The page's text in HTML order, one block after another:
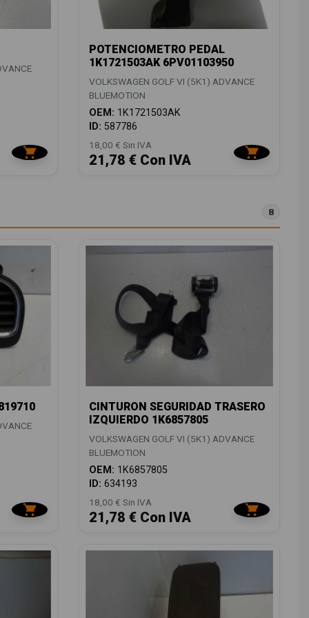
POTENCIOMETRO PEDAL
1K1721503AK 6PV01103950
VOLKSWAGEN GOLF VI (5K1) ADVANCE
BLUEMOTION
OEM: 1K1721503AK
ID: 587786
18,00 € Sin IVA
21,78 € Con IVA
8
CINTURON SEGURIDAD TRASERO
IZQUIERDO 1K6857805
VOLKSWAGEN GOLF VI (5K1) ADVANCE
BLUEMOTION
OEM: 1K6857805
ID: 634193
18,00 € Sin IVA
21,78 € Con IVA